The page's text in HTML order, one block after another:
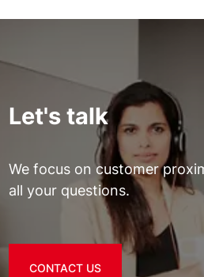
Let's talk
We focus on customer
all your questions.
CONTACT US